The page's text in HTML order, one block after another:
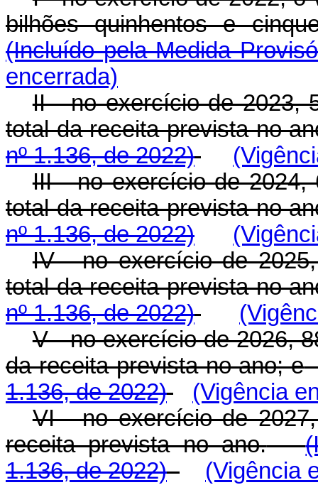
bilhões quinhentos e
(Incluído pela Medida
encerrada)
II - no exercício de 2023,
total da receita prevista no
nº 1.136, de 2022)
III - no exercício de 2024,
total da receita prevista no
nº 1.136, de 2022)
IV - no exercício de
total da receita prevista no
nº 1.136, de 2022)
V - no exercício de 2026,
da receita prevista no ano; e
1.136, de 2022)
(Vigência
VI - no exercício de
receita prevista no ano.
1.136, de 2022)
(Vigência